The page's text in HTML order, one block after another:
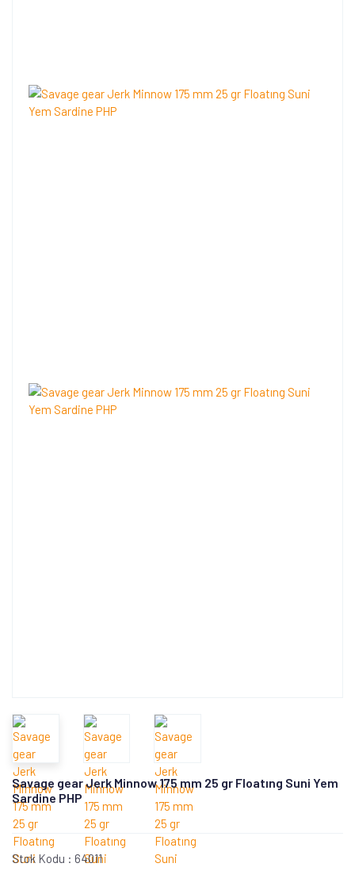
Savage gear Jerk Minnow 175 mm 25 gr Floatıng Suni Yem
Sardine PHP
Stok Kodu : 64011